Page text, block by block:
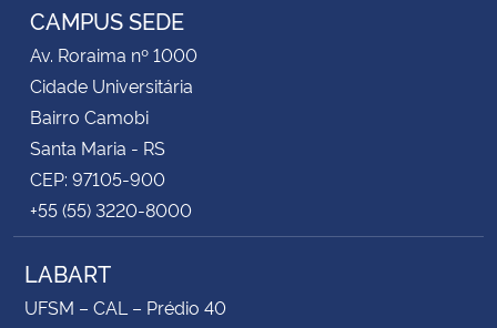
CAMPUS SEDE
Av. Roraima nº 1000
Cidade Universitária
Bairro Camobi
Santa Maria - RS
CEP: 97105-900
+55 (55) 3220-8000
LABART
UFSM – CAL – Prédio 40